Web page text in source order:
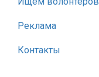
Реклама
Контакты